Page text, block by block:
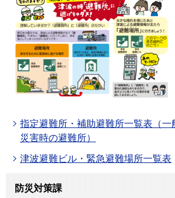
指定避難所・補助避難所一覧表（一
災害時の避難所）
津波避難ビル・緊急避難場所一覧表
防災対策課